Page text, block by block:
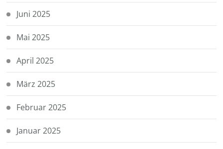
Juni 2025
Mai 2025
April 2025
März 2025
Februar 2025
Januar 2025